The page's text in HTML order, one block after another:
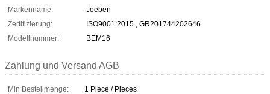
Markenname:
Joeben
Zertifizierung:
ISO9001:2015 , GR201744202646
Modellnummer:
BEM16
Zahlung und Versand AGB
Min Bestellmenge:
1 Piece / Pieces